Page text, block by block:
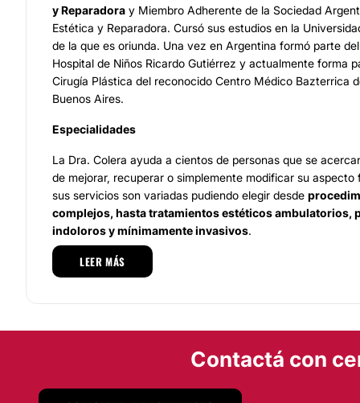
y Reparadora y Miembro Adherente de la Sociedad
Estética y Reparadora. Cursó sus estudios en la
de la que es oriunda. Una vez en Argentina formó parte
Hospital de Niños Ricardo Gutiérrez y actualmente forma
Cirugía Plástica del reconocido Centro Médico Bazterrica
Buenos Aires.
Especialidades
La Dra. Colera ayuda a cientos de personas que se
de mejorar, recuperar o simplemente modificar su aspecto
sus servicios son variadas pudiendo elegir desde
complejos, hasta tratamientos estéticos ambulatorios,
indoloros y mínimamente invasivos.
La relación médico-paciente juega un rol imprescindible y
expectativas deseadas por ellos requiere de
objetividad, sino de una increíble empatía y calidez
Todo el personal que trabaja junto a la Dra. Cólera, se
LEER MÁS
Contactá con